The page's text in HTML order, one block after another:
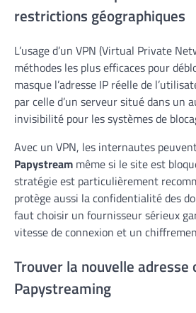
restrictions géographiques
L’usage d’un VPN (Virtual Private
méthodes les plus efficaces pour
masque l’adresse IP réelle de
par celle d’un serveur situé dans un
invisibilité pour les systèmes de
Avec un VPN, les internautes
Papystream même si le site est
stratégie est particulièrement
protège aussi la confidentialité des
faut choisir un fournisseur sérieux
vitesse de connexion et un
Trouver la nouvelle
Papystreaming